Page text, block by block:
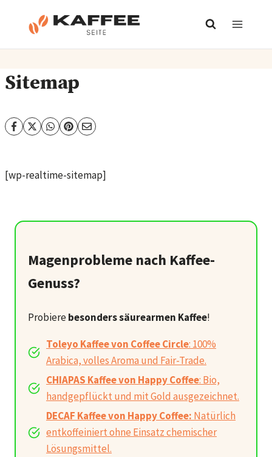
Sitemap
[wp-realtime-sitemap]
Magenprobleme nach Kaffee-
Genuss?
Probierebesonders säurearmen Kaffee!
Toleyo Kaffee von Coffee Circle: 100%
Arabica, volles Aroma und Fair-Trade.
CHIAPAS Kaffee von Happy Coffee: Bio,
handgepflückt und mit Gold ausgezeichnet.
DECAF Kaffee von Happy Coffee: Natürlich
entkoffeiniert ohne Einsatz chemischer
Lösungsmittel.